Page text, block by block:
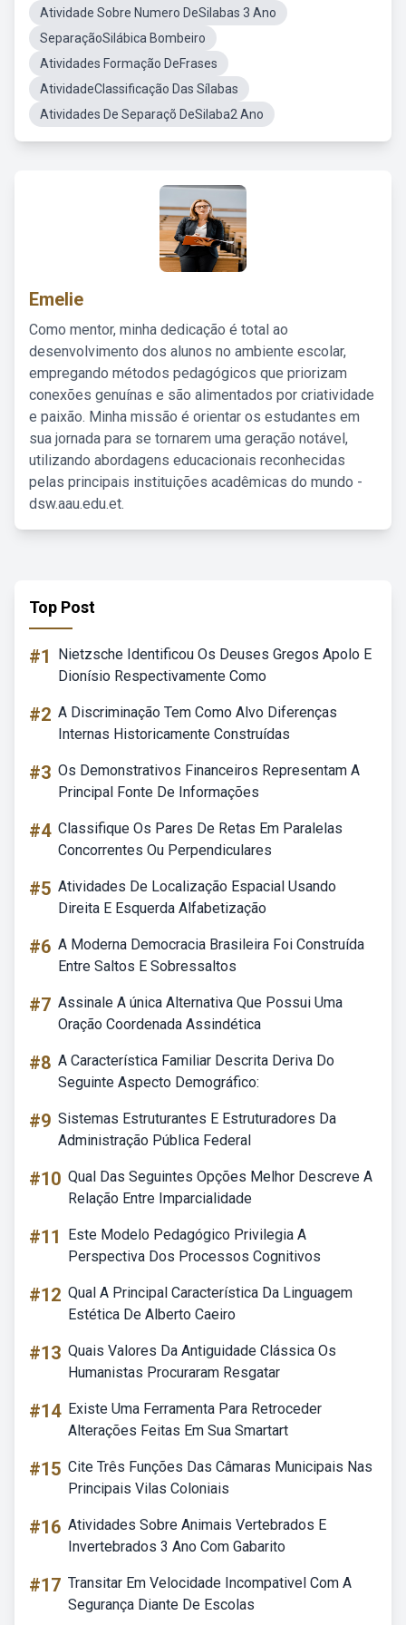
Atividade Sobre Numero DeSilabas 3 Ano
SeparaçãoSilábica Bombeiro
Atividades Formação DeFrases
AtividadeClassificação Das Sílabas
Atividades De Separaçõ DeSilaba2 Ano
Emelie
Como mentor, minha dedicação é total ao
desenvolvimento dos alunos no ambiente escolar,
empregando métodos pedagógicos que priorizam
conexões genuínas e são alimentados por criatividade
e paixão. Minha missão é orientar os estudantes em
sua jornada para se tornarem uma geração notável,
utilizando abordagens educacionais reconhecidas
pelas principais instituições acadêmicas do mundo -
dsw.aau.edu.et.
Top Post
#1
Nietzsche Identificou Os Deuses Gregos Apolo E
Dionísio Respectivamente Como
#2 A Discriminação Tem Como Alvo Diferenças
Internas Historicamente Construídas
#3 Os Demonstrativos Financeiros Representam A
Principal Fonte De Informações
#4 Classifique Os Pares De Retas Em Paralelas
Concorrentes Ou Perpendiculares
#5 Atividades De Localização Espacial Usando
Direita E Esquerda Alfabetização
#6 A Moderna Democracia Brasileira Foi Construída
Entre Saltos E Sobressaltos
#7 Assinale A única Alternativa Que Possui Uma
Oração Coordenada Assindética
#8 A Característica Familiar Descrita Deriva Do
Seguinte Aspecto Demográfico:
#9 Sistemas Estruturantes E Estruturadores Da
Administração Pública Federal
#10 Qual Das Seguintes Opções Melhor Descreve A
Relação Entre Imparcialidade
#11
Este Modelo Pedagógico Privilegia A
Perspectiva Dos Processos Cognitivos
#12 Qual A Principal Característica Da Linguagem
Estética De Alberto Caeiro
#13 Quais Valores Da Antiguidade Clássica Os
Humanistas Procuraram Resgatar
#14 Existe Uma Ferramenta Para Retroceder
Alterações Feitas Em Sua Smartart
#15 Cite Três Funções Das Câmaras Municipais Nas
Principais Vilas Coloniais
#16 Atividades Sobre Animais Vertebrados E
Invertebrados 3 Ano Com Gabarito
#17 Transitar Em Velocidade Incompativel Com A
Segurança Diante De Escolas